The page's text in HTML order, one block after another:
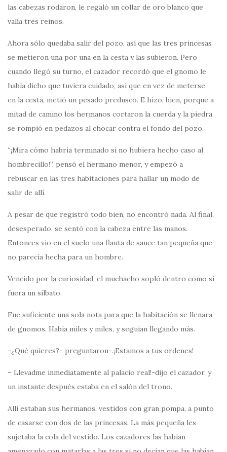
las cabezas rodaron, le regaló un collar de oro blanco que
valía tres reinos.
Ahora sólo quedaba salir del pozo, así que las tres princesas
se metieron una por una en la cesta y las subieron. Pero
cuando llegó su turno, el cazador recordó que el gnomo le
había dicho que tuviera cuidado, así que en vez de meterse
en la cesta, metió un pesado predusco. E hizo, bien, porque a
mitad de camino los hermanos cortaron la cuerda y la piedra
se rompió en pedazos al chocar contra el fondo del pozo.
“¡Mira cómo habría terminado si no hubiera hecho caso al
hombrecillo!”, pensó el hermano menor, y empezó a
rebuscar en las tres habitaciones para hallar un modo de
salir de allí.
A pesar de que registró todo bien, no encontró nada. Al final,
desesperado, se sentó con la cabeza entre las manos.
Entonces vio en el suelo una flauta de sauce tan pequeña que
no parecía hecha para un hombre.
Vencido por la curiosidad, el muchacho sopló dentro como si
fuera un silbato.
Fue suficiente una sola nota para que la habitación se llenara
de gnomos. Había miles y miles, y seguían llegando más.
-¿Qué quieres?- preguntaron-.¡Estamos a tus ordenes!
– Llevadme inmediatamente al palacio real!-dijo el cazador, y
un instante después estaba en el salón del trono.
Allí estaban sus hermanos, vestidos con gran pompa, a punto
de casarse con dos de las princesas. La más pequeña les
sujetaba la cola del vestido. Los cazadores las habían